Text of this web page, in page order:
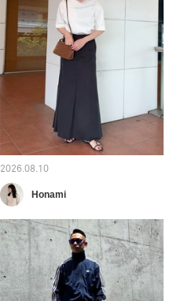
2026.08.10
Honami